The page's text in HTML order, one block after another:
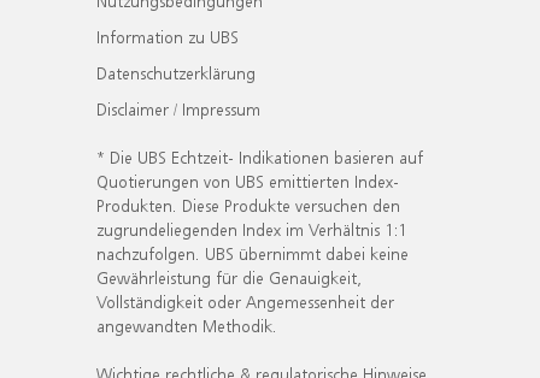
Information zu UBS
Datenschutzerklärung
Disclaimer / Impressum
* Die UBS Echtzeit- Indikationen basieren auf
Quotierungen von UBS emittierten Index-
Produkten. Diese Produkte versuchen den
zugrundeliegenden Index im Verhältnis 1:1
nachzufolgen. UBS übernimmt dabei keine
Gewährleistung für die Genauigkeit,
Vollständigkeit oder Angemessenheit der
angewandten Methodik.